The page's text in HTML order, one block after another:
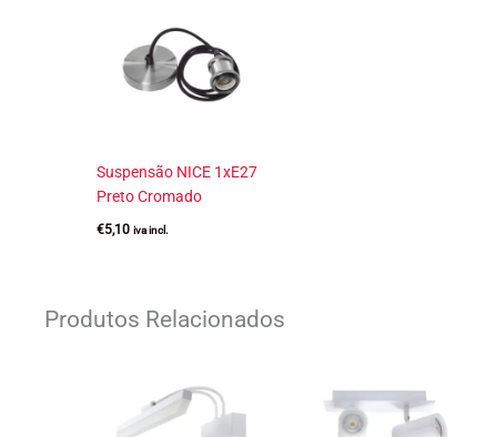
Suspensão NICE 1xE27
Preto Cromado
€5,10 iva incl.
Produtos Relacionados